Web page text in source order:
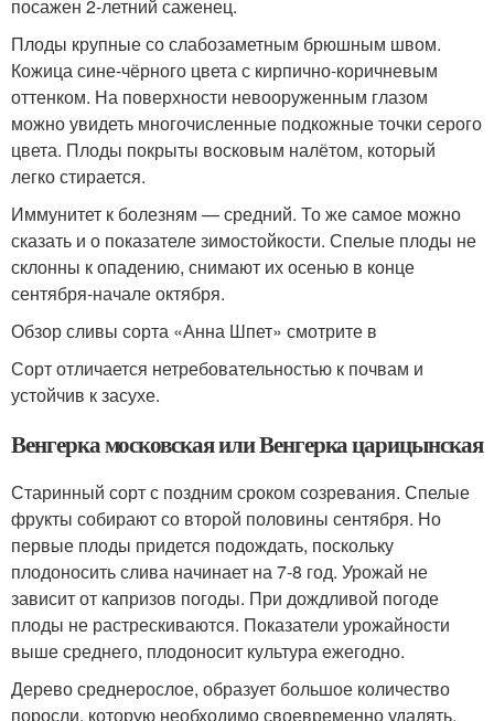
посажен 2-летний саженец.
Плоды крупные со слабозаметным брюшным швом.
Кожица сине-чёрного цвета с кирпично-коричневым
оттенком. На поверхности невооруженным глазом
можно увидеть многочисленные подкожные точки серого
цвета. Плоды покрыты восковым налётом, который
легко стирается.
Иммунитет к болезням — средний. То же самое можно
сказать и о показателе зимостойкости. Спелые плоды не
склонны к опадению, снимают их осенью в конце
сентября-начале октября.
Обзор сливы сорта «Анна Шпет» смотрите в
Сорт отличается нетребовательностью к почвам и
устойчив к засухе.
Венгерка московская или Венгерка царицынская
Старинный сорт с поздним сроком созревания. Спелые
фрукты собирают со второй половины сентября. Но
первые плоды придется подождать, поскольку
плодоносить слива начинает на 7-8 год. Урожай не
зависит от капризов погоды. При дождливой погоде
плоды не растрескиваются. Показатели урожайности
выше среднего, плодоносит культура ежегодно.
Дерево среднерослое, образует большое количество
поросли, которую необходимо своевременно удалять.